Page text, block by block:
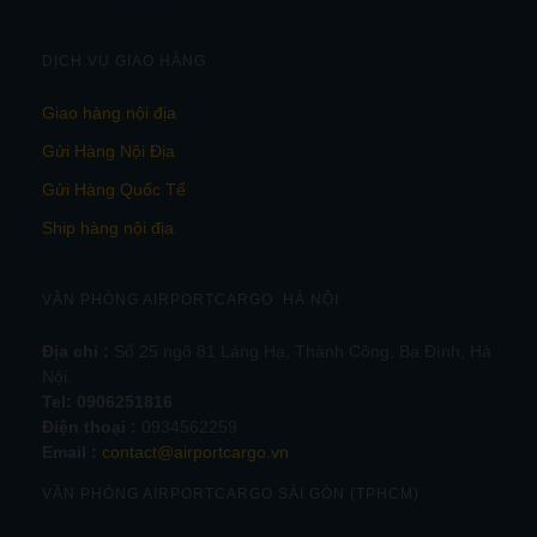
DỊCH VỤ GIAO HÀNG
Giao hàng nội địa
Gửi Hàng Nội Địa
Gửi Hàng Quốc Tế
Ship hàng nội địa
VĂN PHÒNG AIRPORTCARGO HÀ NỘI
contact@airportcargo.vn
VĂN PHÒNG AIRPORTCARGO SÀI GÒN (TPHCM)